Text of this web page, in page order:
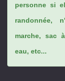
personne si
randonnée,
marche, sac
eau, etc...